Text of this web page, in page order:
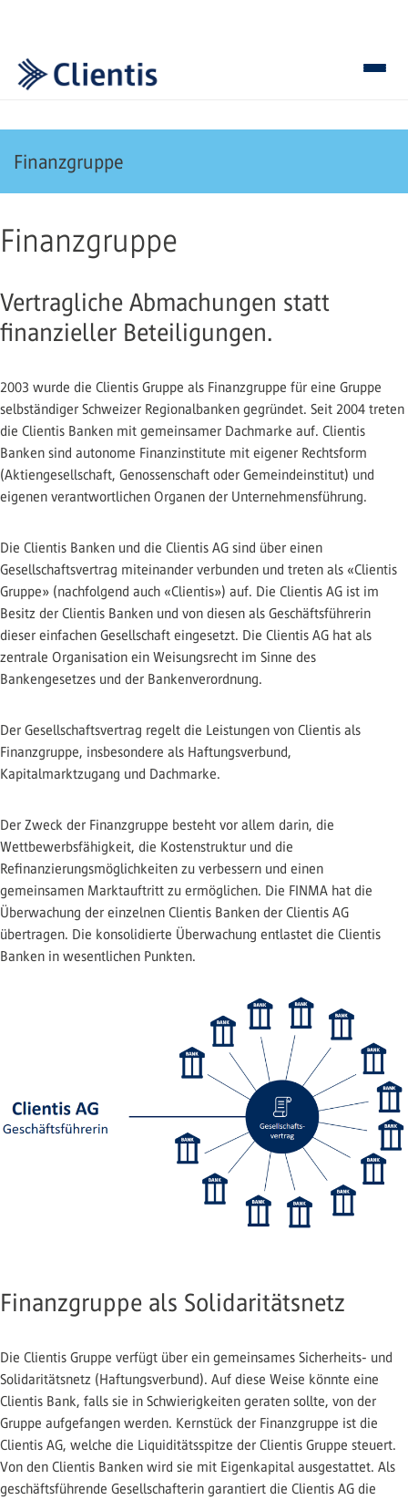
Finanzgruppe
Finanzgruppe
Vertragliche Abmachungen statt
finanzieller Beteiligungen.
2003 wurde die Clientis Gruppe als Finanzgruppe für eine Gruppe
selbständiger Schweizer Regionalbanken gegründet. Seit 2004 treten
die Clientis Banken mit gemeinsamer Dachmarke auf. Clientis
Banken sind autonome Finanzinstitute mit eigener Rechtsform
(Aktiengesellschaft, Genossenschaft oder Gemeindeinstitut) und
eigenen verantwortlichen Organen der Unternehmensführung.
Die Clientis Banken und die Clientis AG sind über einen
Gesellschaftsvertrag miteinander verbunden und treten als «Clientis
Gruppe» (nachfolgend auch «Clientis») auf. Die Clientis AG ist im
Besitz der Clientis Banken und von diesen als Geschäftsführerin
dieser einfachen Gesellschaft eingesetzt. Die Clientis AG hat als
zentrale Organisation ein Weisungsrecht im Sinne des
Bankengesetzes und der Bankenverordnung.
Der Gesellschaftsvertrag regelt die Leistungen von Clientis als
Finanzgruppe, insbesondere als Haftungsverbund,
Kapitalmarktzugang und Dachmarke.
Der Zweck der Finanzgruppe besteht vor allem darin, die
Wettbewerbsfähigkeit, die Kostenstruktur und die
Refinanzierungsmöglichkeiten zu verbessern und einen
gemeinsamen Marktauftritt zu ermöglichen. Die FINMA hat die
Überwachung der einzelnen Clientis Banken der Clientis AG
übertragen. Die konsolidierte Überwachung entlastet die Clientis
Banken in wesentlichen Punkten.
Finanzgruppe als Solidaritätsnetz
Die Clientis Gruppe verfügt über ein gemeinsames Sicherheits- und
Solidaritätsnetz (Haftungsverbund). Auf diese Weise könnte eine
Clientis Bank, falls sie in Schwierigkeiten geraten sollte, von der
Gruppe aufgefangen werden. Kernstück der Finanzgruppe ist die
Clientis AG, welche die Liquiditätsspitze der Clientis Gruppe steuert.
Von den Clientis Banken wird sie mit Eigenkapital ausgestattet. Als
geschäftsführende Gesellschafterin garantiert die Clientis AG die